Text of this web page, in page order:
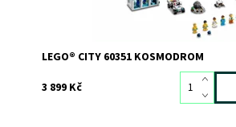
LEGO® CITY 60351 KOSMODROM
3 899 Kč